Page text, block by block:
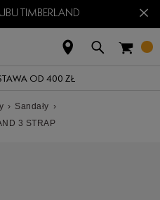
TIMBERLAND ×
OD 400 ZŁ
› Sandały ›
3 STRAP